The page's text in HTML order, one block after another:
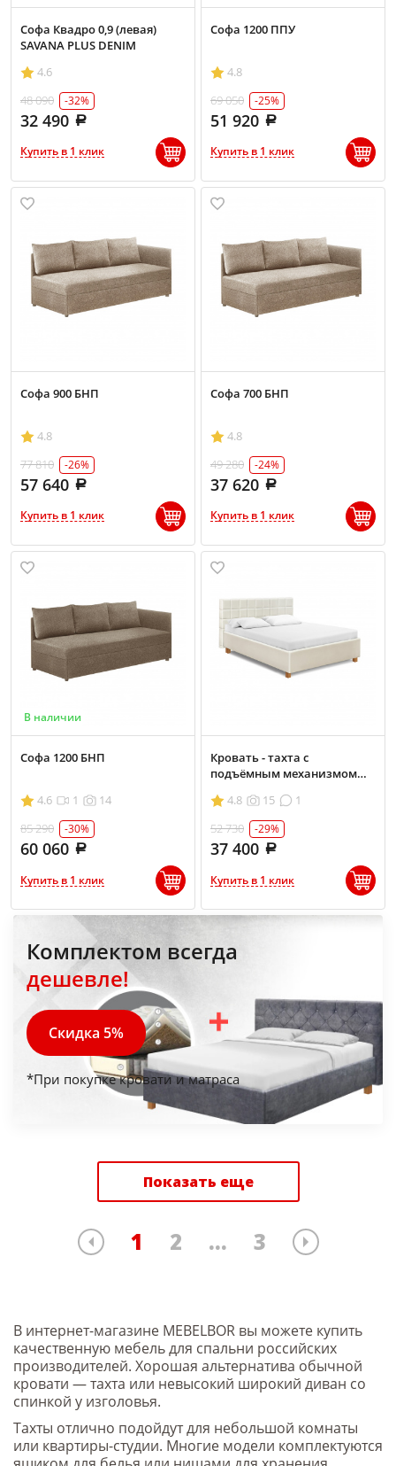
Софа Квадро 0,9 (левая)
SAVANA PLUS DENIM
4.6
48 090
-32%
32 490
Купить в 1 клик
Софа 1200 ППУ
4.8
69 050
-25%
51 920
Купить в 1 клик
Софа 900 БНП
4.8
77 810
-26%
57 640
Купить в 1 клик
Софа 700 БНП
4.8
49 280
-24%
37 620
Купить в 1 клик
В наличии
Софа 1200 БНП
4.6 1
14
85 290
-30%
60 060
Купить в 1 клик
Кровать - тахта с
подъёмным механизмом
4.8 15
1
52 730
-29%
37 400
Купить в 1 клик
Комплектом всегда
дешевле!
Скидка 5%
*При покупке кровати и матраса
Показать еще
1 2 ... 3
В интернет-магазине MEBELBOR вы можете купить
качественную мебель для спальни российских
производителей. Хорошая альтернатива обычной
кровати — тахта или невысокий широкий диван со
спинкой у изголовья.
Тахты отлично подойдут для небольшой комнаты
или квартиры-студии. Многие модели комплектуются